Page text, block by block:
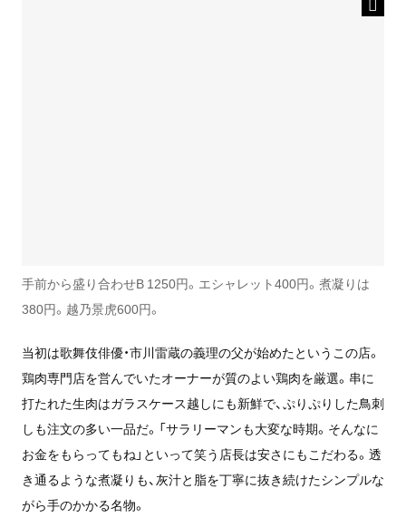
手前から盛り合わせB 1250円。エシャレット400円。煮凝りは
380円。越乃景虎600円。
当初は歌舞伎俳優・市川雷蔵の義理の父が始めたというこの店。
鶏肉専門店を営んでいたオーナーが質のよい鶏肉を厳選。串に
打たれた生肉はガラスケース越しにも新鮮で、ぷりぷりした鳥刺
しも注文の多い一品だ。「サラリーマンも大変な時期。そんなに
お金をもらってもね」といって笑う店長は安さにもこだわる。透
き通るような煮凝りも、灰汁と脂を丁寧に抜き続けたシンプルな
がら手のかかる名物。